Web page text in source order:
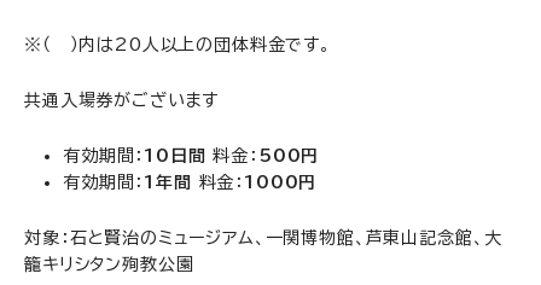
※（ ）内は20人以上の団体料金です。
共通入場券がございます
有効期間： 10日間 料金： 500円
有効期間： 1年間 料金： 1000円
対象：石と賢治のミュージアム、一関博物館、芦東山記念館、大
籠キリシタン殉教公園